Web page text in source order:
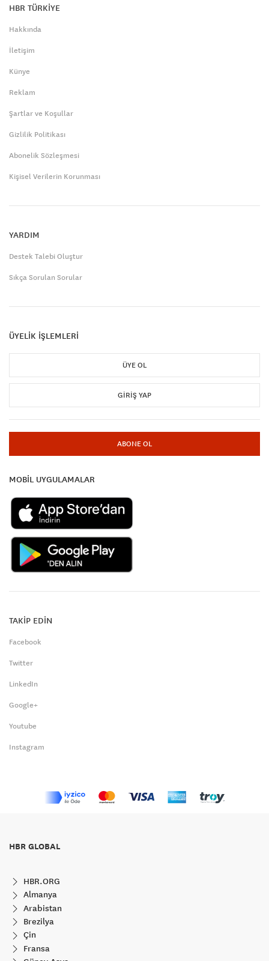
HBR TÜRKİYE
Hakkında
İletişim
Künye
Reklam
Şartlar ve Koşullar
Gizlilik Politikası
Abonelik Sözleşmesi
Kişisel Verilerin Korunması
YARDIM
Destek Talebi Oluştur
Sıkça Sorulan Sorular
ÜYELİK İŞLEMLERİ
ÜYE OL
GIRIŞ YAP
ABONE OL
MOBİL UYGULAMALAR
TAKİP EDİN
Facebook
Twitter
LinkedIn
Google+
Youtube
Instagram
HBR GLOBAL
HBR.ORG
Almanya
Arabistan
Brezilya
Çin
Fransa